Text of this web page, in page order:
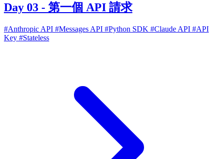
Day 03 - 第一個 API 請求
#Anthropic API #Messages API #Python SDK #Claude API #API
Key #Stateless